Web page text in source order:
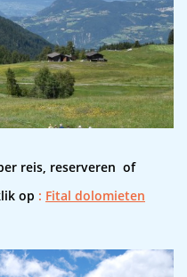
reis, reserveren of
op : Fital dolomieten